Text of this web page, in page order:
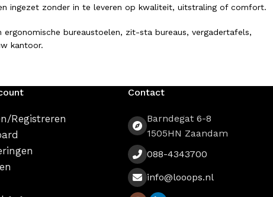
ingezet zonder in te leveren op kwaliteit, uitstraling of comfort.
bureaustoelen, zit-sta bureaus, vergadertafels,
kantoor.
je een breed assortiment circulaire kantoormeubelen. Onze
Registreren
Contact
Barndegat 6-8
1505HN Zaandam
088-4343700
info@looops.nl